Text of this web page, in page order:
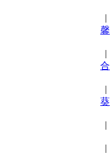
|
馨
|
合
|
葵
|
|